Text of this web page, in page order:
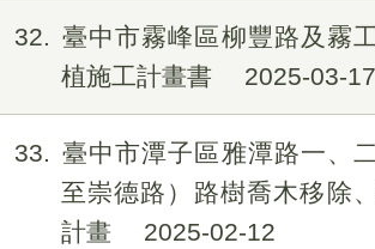
32
臺中市霧峰區柳豐路及霧
植施工計畫書
2025-03-17
33
臺中市潭子區雅潭路一、
至崇德路）路樹喬木移除
計畫
2025-02-12